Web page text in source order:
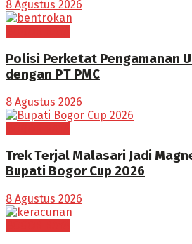
8 Agustus 2026
Polisi Perketat Pengamanan
dengan PT PMC
8 Agustus 2026
Trek Terjal Malasari Jadi
Bupati Bogor Cup 2026
8 Agustus 2026